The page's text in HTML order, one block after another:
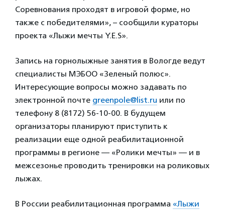
Соревнования проходят в игровой форме, но
также с победителями», – сообщили кураторы
проекта «Лыжи мечты Y.E.S».
Запись на горнолыжные занятия в Вологде ведут
специалисты МЭБОО «Зеленый полюс».
Интересующие вопросы можно задавать по
электронной почте greenpole@list.ru или по
телефону 8 (8172) 56-10-00. В будущем
организаторы планируют приступить к
реализации еще одной реабилитационной
программы в регионе — «Ролики мечты» — и в
межсезонье проводить тренировки на роликовых
лыжах.
В России реабилитационная программа «Лыжи